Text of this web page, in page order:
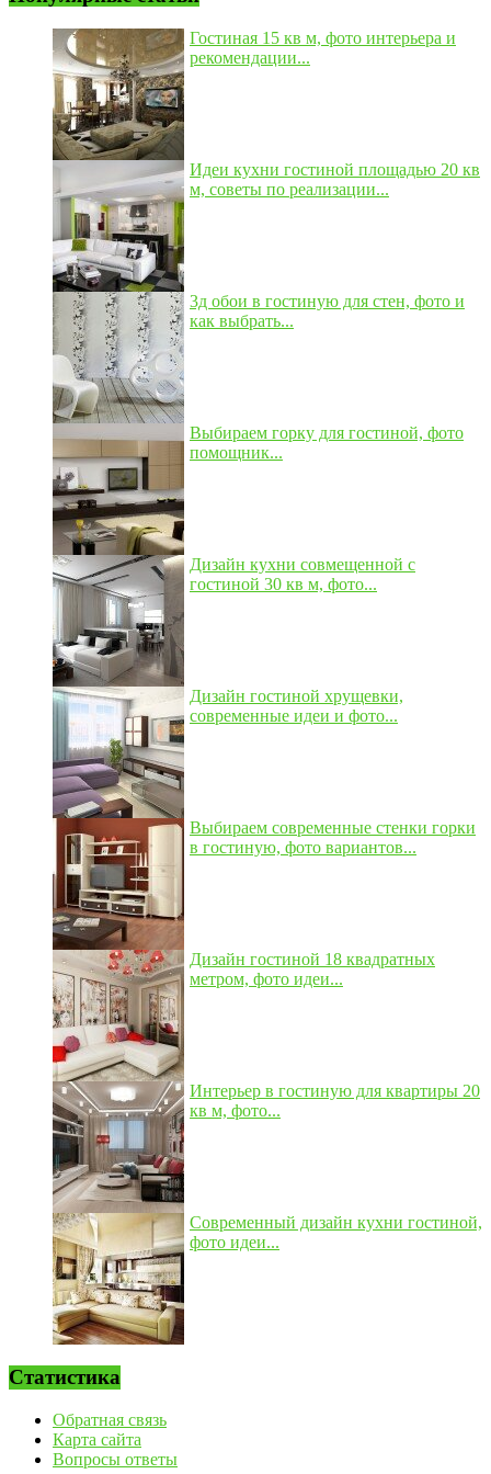
Гостиная 15 кв м, фото интерьера и
рекомендации...
Идеи кухни гостиной площадью 20 кв
м, советы по реализации...
3д обои в гостиную для стен, фото и
как выбрать...
Выбираем горку для гостиной, фото
помощник...
Дизайн кухни совмещенной с
гостиной 30 кв м, фото...
Дизайн гостиной хрущевки,
современные идеи и фото...
Выбираем современные стенки горки
в гостиную, фото вариантов...
Дизайн гостиной 18 квадратных
метром, фото идеи...
Интерьер в гостиную для квартиры 20
кв м, фото...
Современный дизайн кухни гостиной,
фото идеи...
Статистика
Обратная связь
Карта сайта
Вопросы ответы